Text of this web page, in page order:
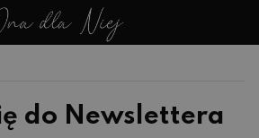
do Newslettera